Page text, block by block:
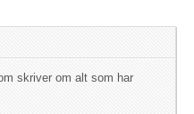
skriver om alt som har